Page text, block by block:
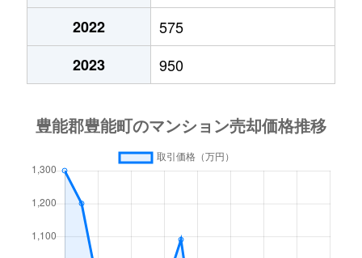
2022
575
2023
950